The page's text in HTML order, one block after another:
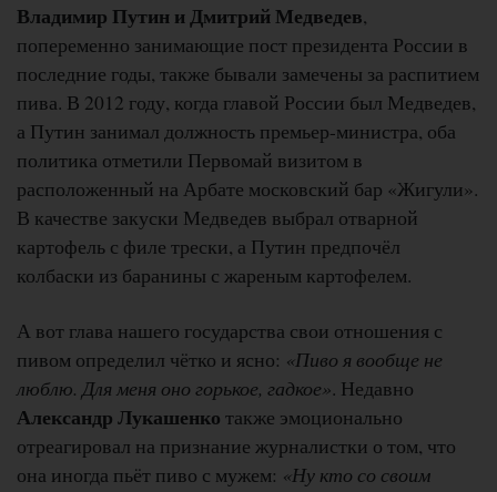
Владимир Путин и Дмитрий Медведев,
попеременно занимающие пост президента России в
последние годы, также бывали замечены за распитием
пива. В 2012 году, когда главой России был Медведев,
а Путин занимал должность премьер-министра, оба
политика отметили Первомай визитом в
расположенный на Арбате московский бар «Жигули».
В качестве закуски Медведев выбрал отварной
картофель с филе трески, а Путин предпочёл
колбаски из баранины с жареным картофелем.
А вот глава нашего государства свои отношения с
пивом определил чётко и ясно: «Пиво я вообще не
люблю. Для меня оно горькое, гадкое». Недавно
Александр Лукашенко также эмоционально
отреагировал на признание журналистки о том, что
она иногда пьёт пиво с мужем: «Ну кто со своим